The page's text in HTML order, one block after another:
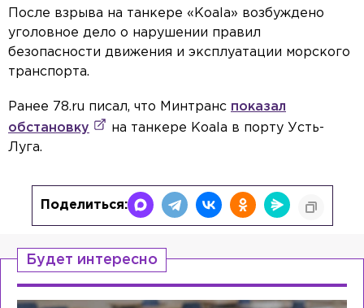
После взрыва на танкере «Koala» возбуждено
уголовное дело о нарушении правил
безопасности движения и эксплуатации морского
транспорта.
Ранее 78.ru писал, что Минтранс показал
обстановку
на танкере Koala в порту Усть-
Луга.
Поделиться:
Будет интересно